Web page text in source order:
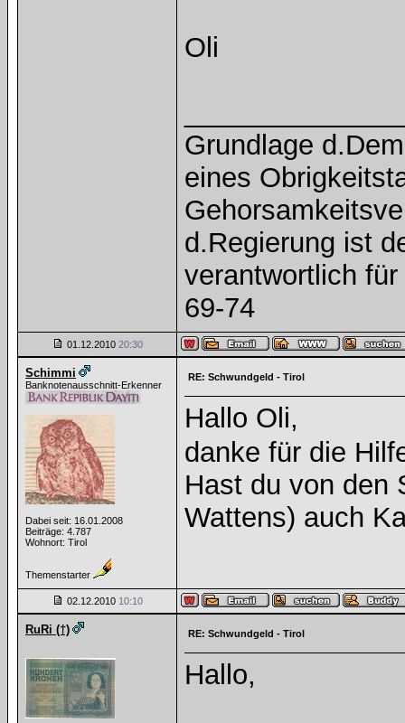
Oli
Grundlage
eines
d.Regierung ist
verantwortlich
69-74
01.12.2010 20:30
Schimmi
Banknotenausschnitt-Erkenner
Dabei seit: 16.01.2008
Beiträge: 4.787
Wohnort: Tirol
Themenstarter
RE: Schwundgeld - Tirol
Hallo Oli,
danke für die
Hast du von den
Wattens) auch
02.12.2010 10:10
RuRi (†) RE: Schwundgeld - Tirol
Hallo,